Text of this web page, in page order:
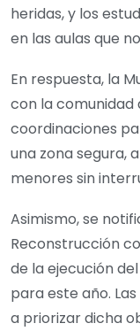
heridas, y los
en las aulas que
En respuesta, la
con la comunidad
coordinaciones
una zona segura,
menores sin
Asimismo, se
Reconstrucción
de la ejecución
para este año.
a priorizar dicha